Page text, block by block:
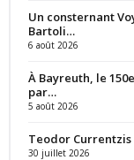
Un consternant
Bartoli…
6 août 2026
À Bayreuth, le
par…
5 août 2026
Teodor
30 juillet 2026